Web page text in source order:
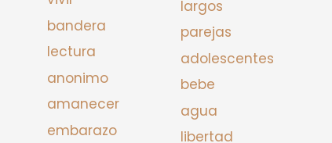
bandera
lectura
anonimo
amanecer
embarazo
largos
parejas
adolescentes
bebe
agua
libertad